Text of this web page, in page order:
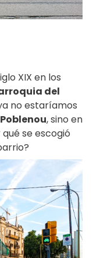
XIX en los
del
no estaríamos
, sino en
qué se escogió